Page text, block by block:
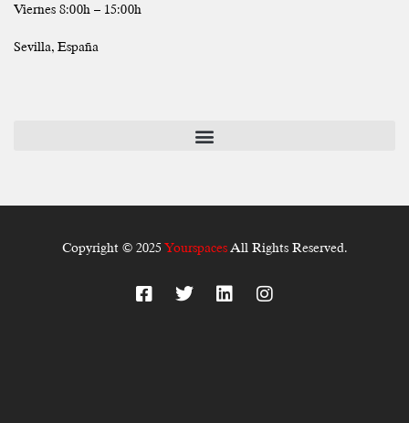
Viernes 8:00h – 15:00h
Sevilla, España
Copyright © 2025 YourspacesAll Rights Reserved.